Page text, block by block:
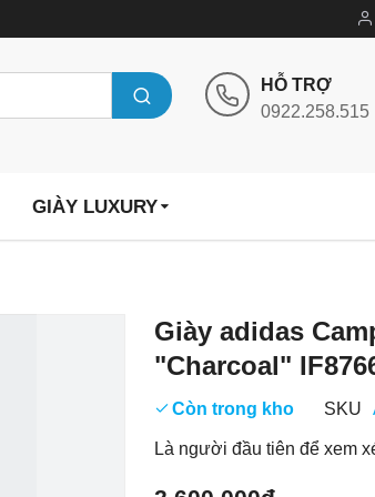
HỖ TRỢ
0922.258.515
GIÀY LUXURY
Giày adidas
"Charcoal"
Còn trong kho SKU
Là người đầu tiên để xem
Chuyển